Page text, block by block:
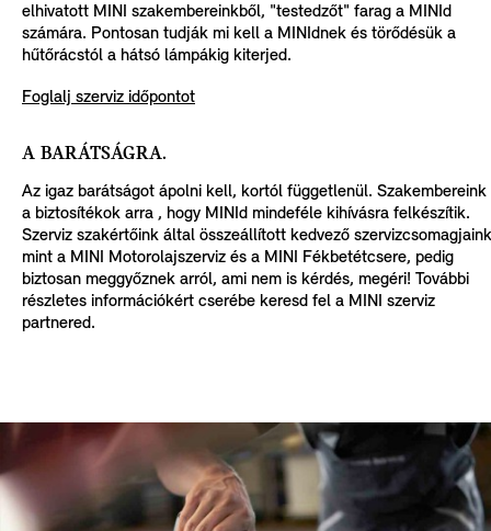
elhivatott MINI szakembereinkből, "testedzőt" farag a MINId
számára. Pontosan tudják mi kell a MINIdnek és törődésük a
hűtőrácstól a hátsó lámpákig kiterjed.
Foglalj szerviz időpontot
A BARÁTSÁGRA.
Az igaz barátságot ápolni kell, kortól függetlenül. Szakembereink
a biztosítékok arra , hogy MINId mindeféle kihívásra felkészítik.
Szerviz szakértőink által összeállított kedvező szervizcsomagjaink
mint a MINI Motorolajszerviz és a MINI Fékbetétcsere, pedig
biztosan meggyőznek arról, ami nem is kérdés, megéri! További
részletes információkért cserébe keresd fel a MINI szerviz
partnered.